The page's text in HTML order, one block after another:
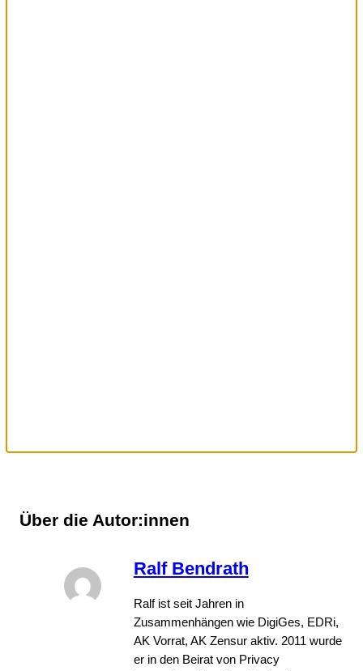
Über die Autor:innen
Ralf Bendrath
Ralf ist seit Jahren in
Zusammenhängen wie DigiGes, EDRi,
AK Vorrat, AK Zensur aktiv. 2011 wurde
er in den Beirat von Privacy